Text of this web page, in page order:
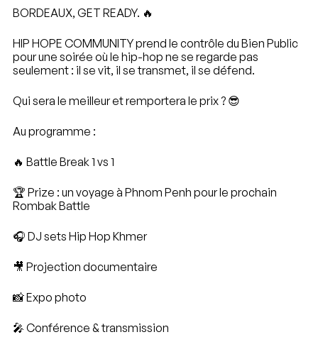
BORDEAUX, GET READY. 🔥
HIP HOPE COMMUNITY prend le contrôle du Bien Public
pour une soirée où le hip-hop ne se regarde pas
seulement : il se vit, il se transmet, il se défend.
Qui sera le meilleur et remportera le prix ? 😎
Au programme :
🔥 Battle Break 1 vs 1
🏆 Prize : un voyage à Phnom Penh pour le prochain
Rombak Battle
🎧 DJ sets Hip Hop Khmer
🎥 Projection documentaire
📸 Expo photo
🎤 Conférence & transmission